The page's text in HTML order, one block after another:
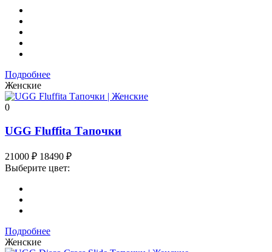
Подробнее
Женские
0
UGG Fluffita Тапочки
21000 ₽ 18490 ₽
Выберите цвет:
Подробнее
Женские